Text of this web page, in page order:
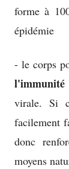
forme à
épidémie
- le corps
l'immunité
virale. Si
facilement
donc
moyens